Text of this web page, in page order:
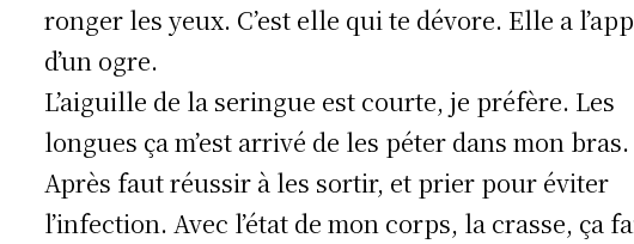
ronger les yeux. C’est elle qui te dévore. Elle a
d’un ogre.
L’aiguille de la seringue est courte, je préfère. Les
longues ça m’est arrivé de les péter dans mon bras.
Après faut réussir à les sortir, et prier pour éviter
l’infection. Avec l’état de mon corps, la crasse, ça